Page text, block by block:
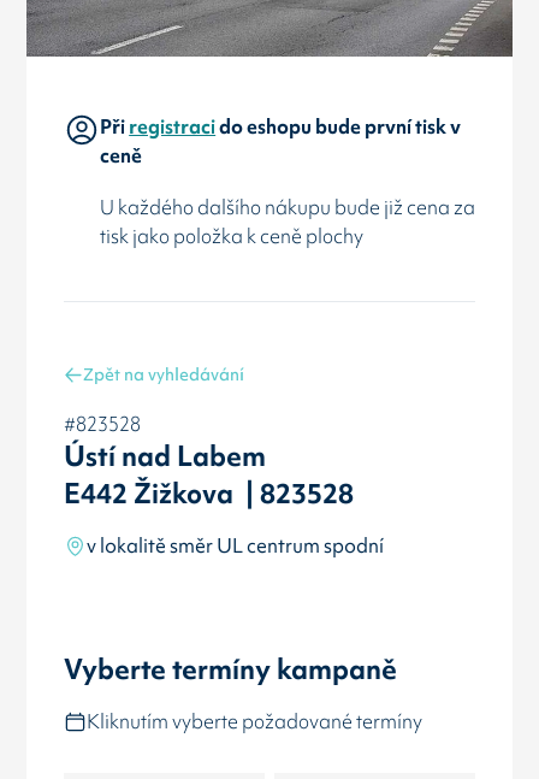
Přiregistracido eshopu bude první tisk v
ceně
U každého dalšího nákupu bude již cena za
tisk jako položka k ceně plochy
Zpět na vyhledávání
#823528
Ústí nad Labem
E442 Žižkova | 823528
v lokalitě směr UL centrum spodní
Vyberte termíny kampaně
Kliknutím vyberte požadované termíny